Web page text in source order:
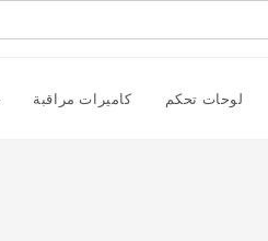
لوحات تحكم كاميرات مراقبة